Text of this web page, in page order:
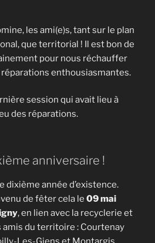
les ami(e)s, tant sur le plan
que territorial ! Il est bon de
pour nous réchauffer
réparations enthousiasmantes.
session qui avait lieu à
des réparations.
anniversaire !
dixième année d’existence.
de fêter cela le 09 mai
, en lien avec la recyclerie et
amis du territoire : Courtenay